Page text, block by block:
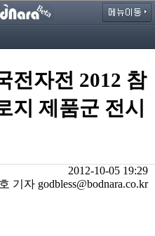
전자전 2012 참
지 제품군 전시
2012-10-05 19:29
기자 godbless@bodnara.co.kr